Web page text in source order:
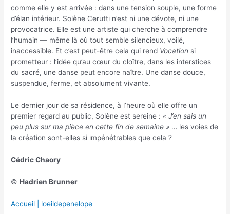
comme elle y est arrivée : dans une tension souple, une forme
d’élan intérieur. Solène Cerutti n’est ni une dévote, ni une
provocatrice. Elle est une artiste qui cherche à comprendre
l’humain — même là où tout semble silencieux, voilé,
inaccessible. Et c’est peut-être cela qui rend Vocation si
prometteur : l’idée qu’au cœur du cloître, dans les interstices
du sacré, une danse peut encore naître. Une danse douce,
suspendue, ferme, et absolument vivante.
Le dernier jour de sa résidence, à l’heure où elle offre un
premier regard au public, Solène est sereine : « J’en sais un
peu plus sur ma pièce en cette fin de semaine » … les voies de
la création sont-elles si impénétrables que cela ?
Cédric Chaory
©Hadrien Brunner
Accueil | loeildepenelope